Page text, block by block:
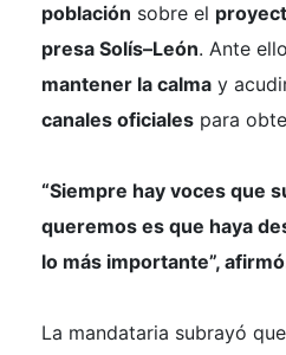
población sobre el
presa Solís–León. Ante
mantener la calma y
canales oficiales para
“Siempre hay voces que
queremos es que haya
lo más importante”,
La mandataria subrayó